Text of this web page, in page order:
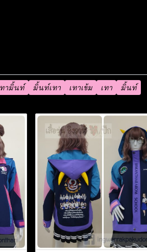
ามิ้นท์ มิ้นท์เทา เทาเข้ม เทา มิ้นท์